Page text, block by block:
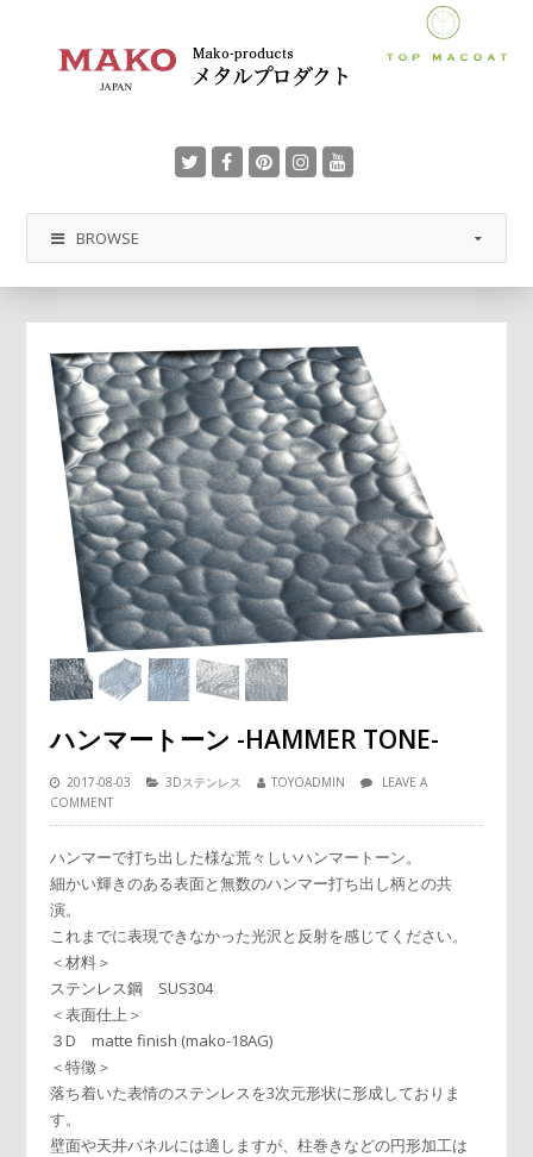
BROWSE
ハンマートーン -HAMMER TONE-
2017-08-03 3Dステンレス TOYOADMIN
LEAVE A
COMMENT
ハンマーで打ち出した様な荒々しいハンマートーン。
細かい輝きのある表面と無数のハンマー打ち出し柄との共
演。
これまでに表現できなかった光沢と反射を感じてください。
＜材料＞
ステンレス鋼 SUS304
＜表面仕上＞
３D matte finish (mako-18AG)
＜特徴＞
落ち着いた表情のステンレスを3次元形状に形成しておりま
す。
壁面や天井パネルには適しますが、柱巻きなどの円形加工は